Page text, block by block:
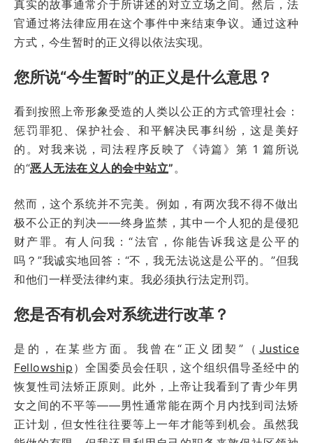
真实的故事通常介于所讲述的对立立场之间。然后，法
官通过将法律应用在这个事件中来结束争议。通过这种
方式，今生暂时的正义得以依法实现。
您所说“今生暂时”的正义是什么意思？
看到按照上帝形象受造的人类以公正的方式管理社会：
惩罚罪犯、保护社会、和平解决民事纠纷，这是美好
的。对我来说，司法程序反映了《诗篇》第 1 篇所说
的“恶人无法在义人的会中站立” 。
然而，这个系统并不完美。例如，有两次我不得不做出
极不公正的判决——终身监禁，其中一个人犯的是侵犯
财产罪。有人问我：“法官，你能告诉我这是公平的
吗？”我诚实地回答：“不，我无法说这是公平的。”但我
和他们一样受法律约束。我必须执行法定刑罚。
您是否有机会对系统进行改革？
是的，在某些方面。我曾在“正义团契”（ Justice
Fellowship ）全国委员会任职，这个组织倡导圣经中的
恢复性司法矫正原则。此外，上帝让我看到了青少年男
女之间的不平等——男性通常能在两个月内找到司法矫
正计划，但女性往往要等上一年才能等到机会。虽然我